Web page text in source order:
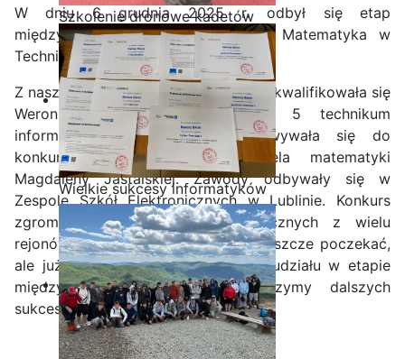
Szkolenie dronowe kadetów
OPW w Staszicu
Wielkie sukcesy informatyków
ze Staszica w Akademii
CISCO!
W dniu 6 grudnia 2025 r. odbył się etap
międzyszkolny 16 edycji konkursu Matematyka w
Technice dla Technika.
Z naszej szkoły do drugiego etapu zakwalifikowała się
Weronika Stefankiewicz z klasy 5 technikum
informatycznego, która przygotowywała się do
konkursu pod opieką nauczyciela matematyki
Magdaleny Jastalskiej. Zawody odbywały się w
Zespole Szkół Elektronicznych w Lublinie. Konkurs
zgromadził uczniów szkół technicznych z wielu
rejonów Polski. Na wyniki musimy jeszcze poczekać,
ale już teraz gratulujemy Weronice udziału w etapie
międzyszkolnym konkursu i życzymy dalszych
sukcesów.